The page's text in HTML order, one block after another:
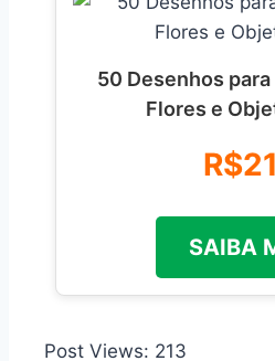
50 Desenhos
Flores e
SAIBA
Post Views: 213